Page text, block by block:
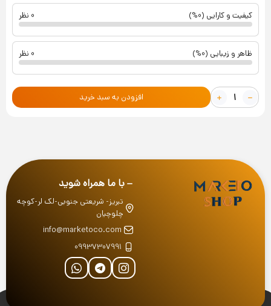
کیفیت و کارایی (0%) 0 نظر
ظاهر و زیبایی (0%) 0 نظر
افزودن به سبد خرید
با ما همراه شوید
تبریز- شریعتی جنوبی-لک لر-کوچه
چلوچیان
info@marketoco.com
09937307991